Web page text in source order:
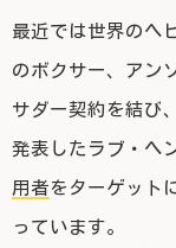
最近では世界のヘ
のボクサー、アン
サダー契約を結び
発表したラブ・ヘ
用者をターゲット
っています。